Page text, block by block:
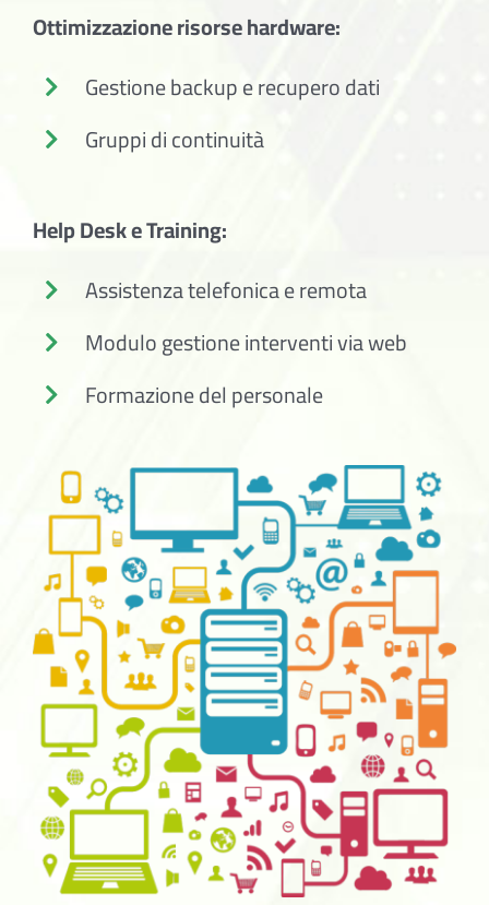
Ottimizzazione risorse hardware:
Gestione backup e recupero dati
Gruppi di continuità
Help Desk e Training:
Assistenza telefonica e remota
Modulo gestione interventi via web
Formazione del personale